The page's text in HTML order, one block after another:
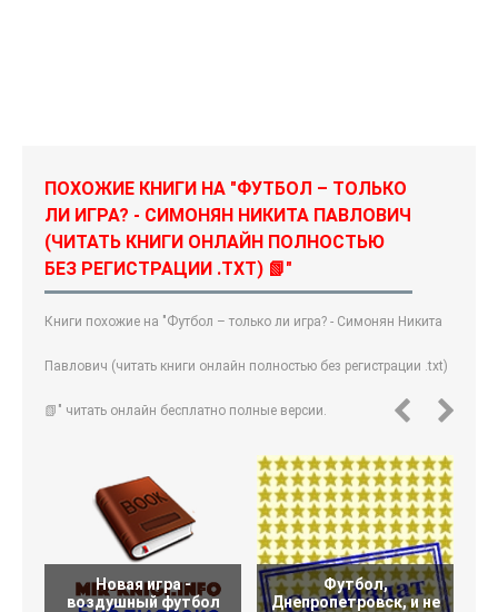
ПОХОЖИЕ КНИГИ НА "ФУТБОЛ – ТОЛЬКО
ЛИ ИГРА? - СИМОНЯН НИКИТА ПАВЛОВИЧ
(ЧИТАТЬ КНИГИ ОНЛАЙН ПОЛНОСТЬЮ
БЕЗ РЕГИСТРАЦИИ .TXT) 📗"
Книги похожие на "Футбол – только ли игра? - Симонян Никита
Павлович (читать книги онлайн полностью без регистрации .txt)
📗" читать онлайн бесплатно полные версии.
Новая игра -
воздушный футбол
Футбол,
Днепропетровск, и не